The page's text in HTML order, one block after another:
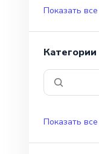
Показать все
Категории
Показать все